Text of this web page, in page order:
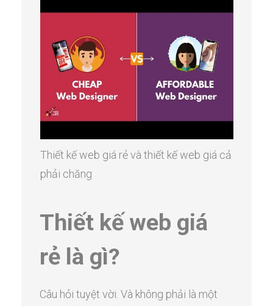
Thiết kế web giá rẻ và thiết kế web giá cả
phải chăng
Thiết kế web giá
rẻ là gì?
Câu hỏi tuyệt vời. Và không phải là một